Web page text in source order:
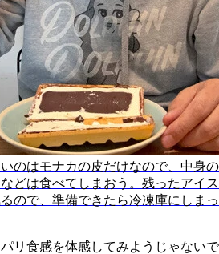
のはモナカの皮だけなので、中身の
どは食べてしまおう。残ったアイス
ので、準備できたら冷凍庫にしまっ
リ食感を体感してみようじゃないで